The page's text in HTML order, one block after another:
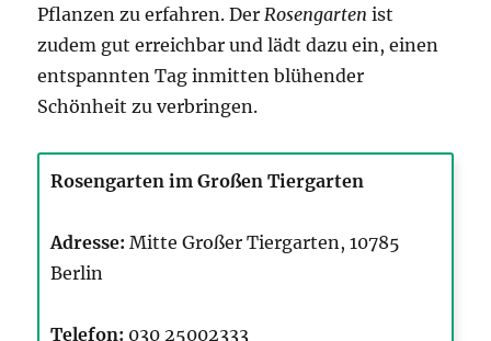
Pflanzen zu erfahren. Der Rosengarten ist
zudem gut erreichbar und lädt dazu ein, einen
entspannten Tag inmitten blühender
Schönheit zu verbringen.
Rosengarten im Großen Tiergarten
Adresse: Mitte Großer Tiergarten, 10785
Berlin
Telefon: 030 25002333